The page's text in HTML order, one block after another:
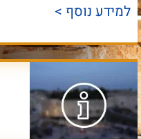
למידע נוסף >